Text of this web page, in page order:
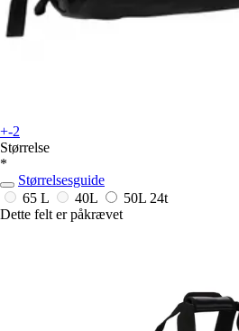
+-2
Størrelse
*
Størrelsesguide
65 L
40L 50L 24t
Dette felt er påkrævet